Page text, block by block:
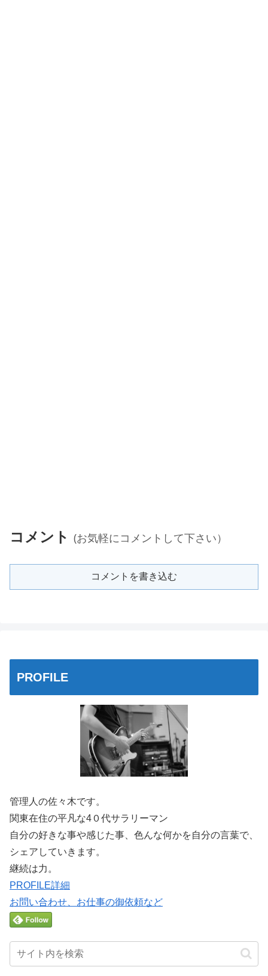
コメント (お気軽にコメントして下さい）
コメントを書き込む
PROFILE
管理人の佐々木です。
関東在住の平凡な4０代サラリーマン
自分の好きな事や感じた事、色んな何かを自分の言葉で、
シェアしていきます。
継続は力。
PROFILE詳細
お問い合わせ、お仕事の御依頼など